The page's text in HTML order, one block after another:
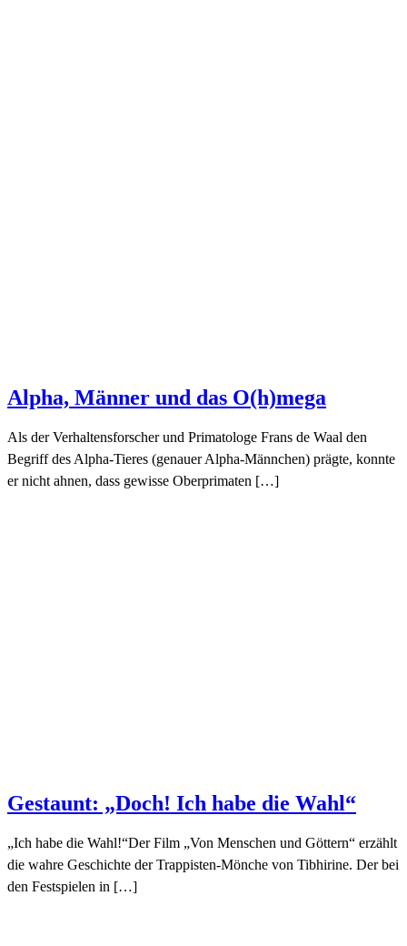
Alpha, Männer und das O(h)mega
Als der Verhaltensforscher und Primatologe Frans de Waal den
Begriff des Alpha-Tieres (genauer Alpha-Männchen) prägte, konnte
er nicht ahnen, dass gewisse Oberprimaten […]
Gestaunt: „Doch! Ich habe die Wahl“
„Ich habe die Wahl!“Der Film „Von Menschen und Göttern“ erzählt
die wahre Geschichte der Trappisten-Mönche von Tibhirine. Der bei
den Festspielen in […]